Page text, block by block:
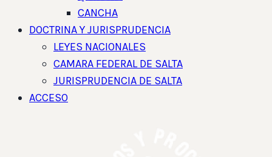
CANCHA
DOCTRINA Y JURISPRUDENCIA
LEYES NACIONALES
CAMARA FEDERAL DE SALTA
JURISPRUDENCIA DE SALTA
ACCESO